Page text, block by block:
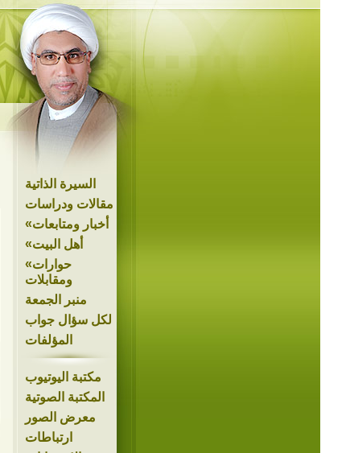
السيرة الذاتية
مقالات ودراسات
»أخبار ومتابعات
»أهل البيت
»حوارات
ومقابلات
منبر الجمعة
لكل سؤال جواب
المؤلفات
مكتبة اليوتيوب
المكتبة الصوتية
معرض الصور
ارتباطات